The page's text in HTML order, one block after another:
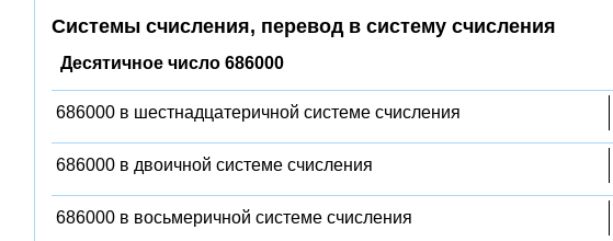
Системы счисления, перевод в систему счисления
Десятичное число 686000
686000 в шестнадцатеричной системе счисления
686000 в двоичной системе счисления
686000 в восьмеричной системе счисления